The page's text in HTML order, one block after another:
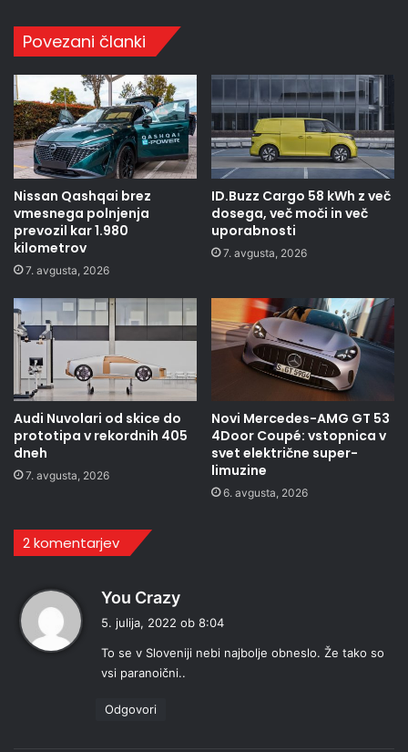
Povezani članki
Nissan Qashqai brez
vmesnega polnjenja
prevozil kar 1.980
kilometrov
7. avgusta, 2026
ID.Buzz Cargo 58 kWh z več
dosega, več moči in več
uporabnosti
7. avgusta, 2026
Audi Nuvolari od skice do
prototipa v rekordnih 405
dneh
7. avgusta, 2026
Novi Mercedes-AMG GT 53
4Door Coupé: vstopnica v
svet električne super-
limuzine
6. avgusta, 2026
2 komentarjev
You Crazy
v
i
5. julija, 2022 ob 8:04
To se v Sloveniji nebi najbolje obneslo. Že tako so
vsi paranoični..
Odgovori